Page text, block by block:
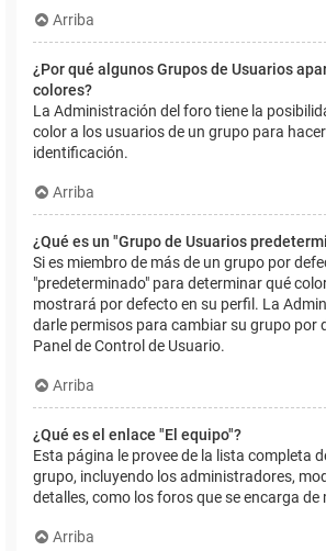
Arriba
¿Por qué algunos Grupos de Usuarios
colores?
La Administración del foro tiene la
color a los usuarios de un grupo para
identificación.
Arriba
¿Qué es un "Grupo de Usuarios
Si es miembro de más de un grupo por
"predeterminado" para determinar qué
mostrará por defecto en su perfil. La
darle permisos para cambiar su grupo por
Panel de Control de Usuario.
Arriba
¿Qué es el enlace "El equipo"?
Esta página le provee de la lista completa
grupo, incluyendo los administradores,
detalles, como los foros que se encarga
Arriba